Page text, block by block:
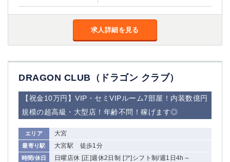
求人詳細を見る
DRAGON CLUB（ドラゴン クラブ）
【祝金10万円】VIP・セミVIPルーム7部屋！内装数億円
規模の超高級・大型店！年齢不問！稼げます◎
エリア 大宮
最寄り駅 大宮駅 徒歩1分
時間/休日 日曜店休 [正]週休2日制 [ア]シフト制/週1日4h～